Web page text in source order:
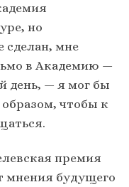
но
сделан, мне
в Академию —
день, — я мог бы
чтобы к
премия
мнения будущего